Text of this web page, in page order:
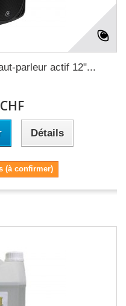
parleur actif 12"...
Détails
(à confirmer)